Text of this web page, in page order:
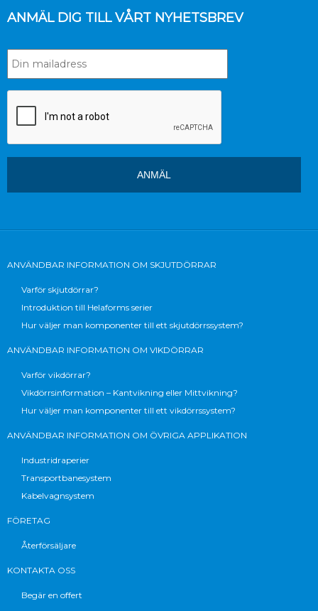
ANMÄL DIG TILL VÅRT NYHETSBREV
ANVÄNDBAR INFORMATION OM SKJUTDÖRRAR
Varför skjutdörrar?
Introduktion till Helaforms serier
Hur väljer man komponenter till ett skjutdörrssystem?
ANVÄNDBAR INFORMATION OM VIKDÖRRAR
Varför vikdörrar?
Vikdörrsinformation – Kantvikning eller Mittvikning?
Hur väljer man komponenter till ett vikdörrssystem?
ANVÄNDBAR INFORMATION OM ÖVRIGA APPLIKATION
Industridraperier
Transportbanesystem
Kabelvagnsystem
FÖRETAG
Återförsäljare
KONTAKTA OSS
Begär en offert